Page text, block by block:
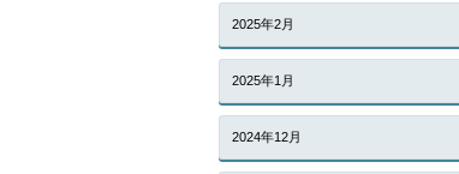
2025年2月
2025年1月
2024年12月